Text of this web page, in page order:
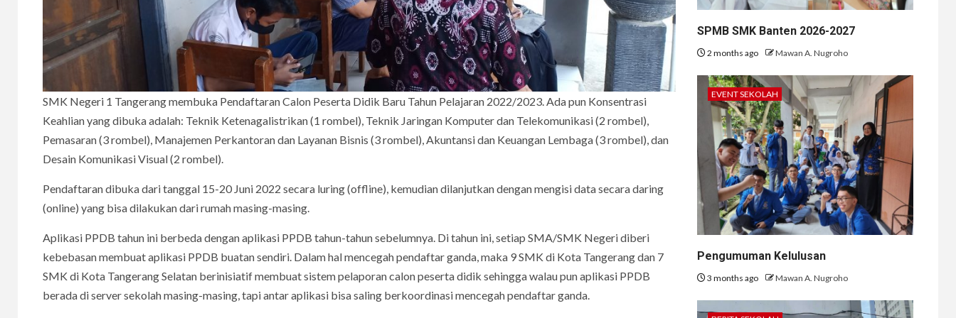
SMK Negeri 1 Tangerang membuka Pendaftaran Calon Peserta Didik Baru Tahun Pelajaran 2022/2023. Ada pun Konsentrasi
Keahlian yang dibuka adalah: Teknik Ketenagalistrikan (1 rombel), Teknik Jaringan Komputer dan Telekomunikasi (2 rombel),
Pemasaran (3 rombel), Manajemen Perkantoran dan Layanan Bisnis (3 rombel), Akuntansi dan Keuangan Lembaga (3 rombel), dan
Desain Komunikasi Visual (2 rombel).
Pendaftaran dibuka dari tanggal 15-20 Juni 2022 secara luring (offline), kemudian dilanjutkan dengan mengisi data secara daring
(online) yang bisa dilakukan dari rumah masing-masing.
Aplikasi PPDB tahun ini berbeda dengan aplikasi PPDB tahun-tahun sebelumnya. Di tahun ini, setiap SMA/SMK Negeri diberi
kebebasan membuat aplikasi PPDB buatan sendiri. Dalam hal mencegah pendaftar ganda, maka 9 SMK di Kota Tangerang dan 7
SMK di Kota Tangerang Selatan berinisiatif membuat sistem pelaporan calon peserta didik sehingga walau pun aplikasi PPDB
berada di server sekolah masing-masing, tapi antar aplikasi bisa saling berkoordinasi mencegah pendaftar ganda.
SPMB SMK Banten 2026-2027
2 months ago Mawan A. Nugroho
EVENT SEKOLAH
Pengumuman Kelulusan
3 months ago Mawan A. Nugroho